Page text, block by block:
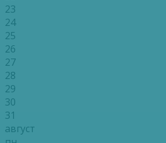
23
24
25
26
27
28
29
30
31
август